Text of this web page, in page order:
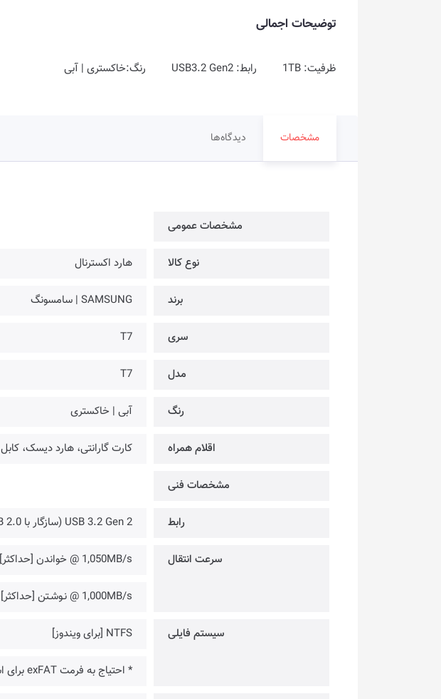
توضیحات اجمالی
ظرفیت: 1TB رابط: USB3.2 Gen2 رنگ:خاکستری | آبی
مشخصات دیدگاه‌ها
مشخصات عمومی
نوع کالا هارد اکسترنال
برند SAMSUNG | سامسونگ
سری T7
مدل T7
رنگ آبی | خاکستری
اقلام همراه کارت گارانتی، هارد دیسک، کابل USB-C به USB-A، کابل USB-C به USB-C
مشخصات فنی
رابط USB 3.2 Gen 2 (سازگار با USB 3.0, USB 2.0)
سرعت انتقال 1,050MB/s @ خواندن [حداکثر]
1,000MB/s @ نـوشـتن [حداکثر]
سیستم فایلی NTFS [برای ویندوز]
* احتیاج به فرمت exFAT برای استفاده در سیستم عامل macOS